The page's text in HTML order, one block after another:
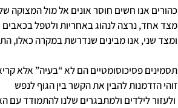
כהורים אנו חשים חוסר אונים אל מול המצוקה
מצד אחד, נרצה לנהוג באחריות ולטפל בכאבים
ומצד שני, אנו מבינים שנדרשת במקרה כאלו,
תסמינים פסיכוסומטיים הם לא “בעיה” אלא
זוהי הזדמנות להבין את הקשר בין הגוף לנפש
ולעזור לילדים ולמתבגרים שלנו להתמודד עם